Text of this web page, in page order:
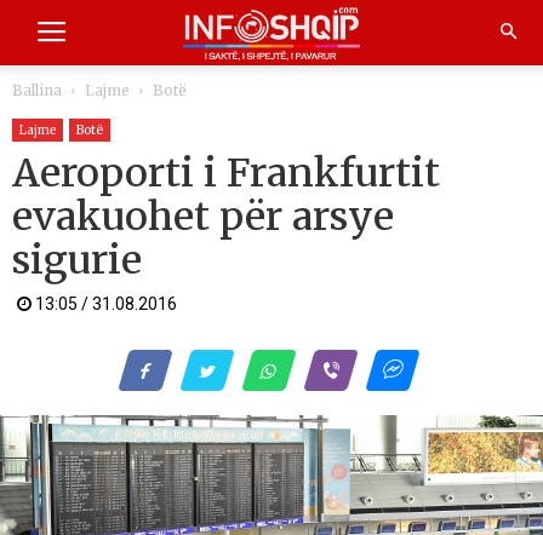
Ballina Lajme Botë
Lajme Botë
Aeroporti i Frankfurtit
evakuohet për arsye
sigurie
13:05 / 31.08.2016